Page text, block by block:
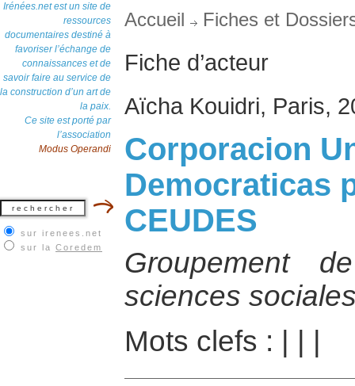
Irénées.net est un site de
ressources
documentaires destiné à
favoriser l’échange de
connaissances et de
savoir faire au service de
la construction d’un art de
la paix.
Ce site est porté par
l’association
Modus Operandi
sur irenees.net
sur la Coredem
Accueil Fiches et
Fiche d’acteur
Aïcha Kouidri, Paris,
Corporacion
Democraticas
CEUDES
Groupement
sciences
Mots clefs :